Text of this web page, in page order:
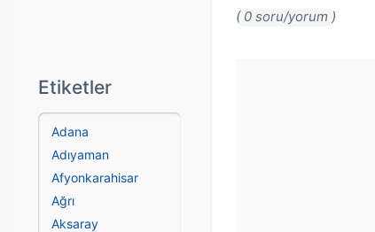
( 0 soru/yorum )
Etiketler
Adana
Adıyaman
Afyonkarahisar
Ağrı
Aksaray